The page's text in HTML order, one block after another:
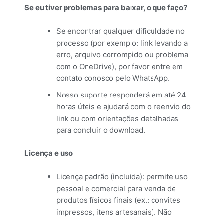
Se eu tiver problemas para baixar, o que faço?
Se encontrar qualquer dificuldade no
processo (por exemplo: link levando a
erro, arquivo corrompido ou problema
com o OneDrive), por favor entre em
contato conosco pelo WhatsApp.
Nosso suporte responderá em até 24
horas úteis e ajudará com o reenvio do
link ou com orientações detalhadas
para concluir o download.
Licença e uso
Licença padrão (incluída): permite uso
pessoal e comercial para venda de
produtos físicos finais (ex.: convites
impressos, itens artesanais). Não